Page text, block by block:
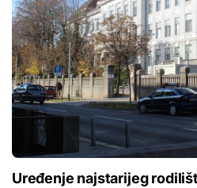
Uređenje najstarijeg